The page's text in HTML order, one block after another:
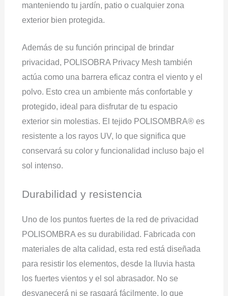
manteniendo tu jardín, patio o cualquier zona
exterior bien protegida.
Además de su función principal de brindar
privacidad, POLISOBRA Privacy Mesh también
actúa como una barrera eficaz contra el viento y el
polvo. Esto crea un ambiente más confortable y
protegido, ideal para disfrutar de tu espacio
exterior sin molestias. El tejido POLISOMBRA® es
resistente a los rayos UV, lo que significa que
conservará su color y funcionalidad incluso bajo el
sol intenso.
Durabilidad y resistencia
Uno de los puntos fuertes de la red de privacidad
POLISOMBRA es su durabilidad. Fabricada con
materiales de alta calidad, esta red está diseñada
para resistir los elementos, desde la lluvia hasta
los fuertes vientos y el sol abrasador. No se
desvanecerá ni se rasgará fácilmente, lo que